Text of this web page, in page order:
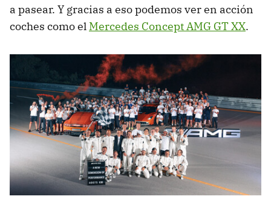
a pasear. Y gracias a eso podemos ver en acción
coches como el Mercedes Concept AMG GT XX.